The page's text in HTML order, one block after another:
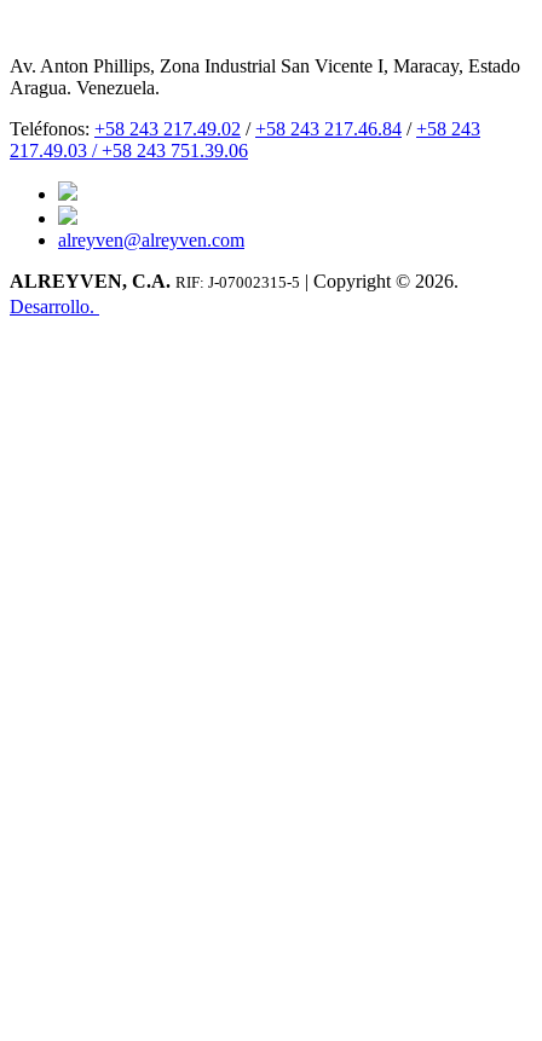
Av. Anton Phillips, Zona Industrial San Vicente I, Maracay, Estado
Aragua. Venezuela.
Teléfonos: +58 243 217.49.02 /+58 243 217.46.84 /+58 243
217.49.03 /+58 243 751.39.06
alreyven@alreyven.com
ALREYVEN, C.A. RIF: J-07002315-5 | Copyright © 2026.
Desarrollo.